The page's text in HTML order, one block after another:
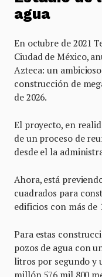
agua
En octubre de 2021
Ciudad de México,
Azteca: un
construcción de
de 2026.
El proyecto, en
de un proceso de
desde el la
Ahora, está
cuadrados para
edificios con más de
Para estas
pozos de agua con
litros por segundo y
millón 576 mil 800